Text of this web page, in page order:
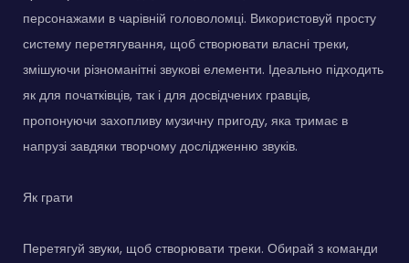
персонажами в чарівній головоломці. Використовуй просту
систему перетягування, щоб створювати власні треки,
змішуючи різноманітні звукові елементи. Ідеально підходить
як для початківців, так і для досвідчених гравців,
пропонуючи захопливу музичну пригоду, яка тримає в
напрузі завдяки творчому дослідженню звуків.
Як грати
Перетягуй звуки, щоб створювати треки. Обирай з команди